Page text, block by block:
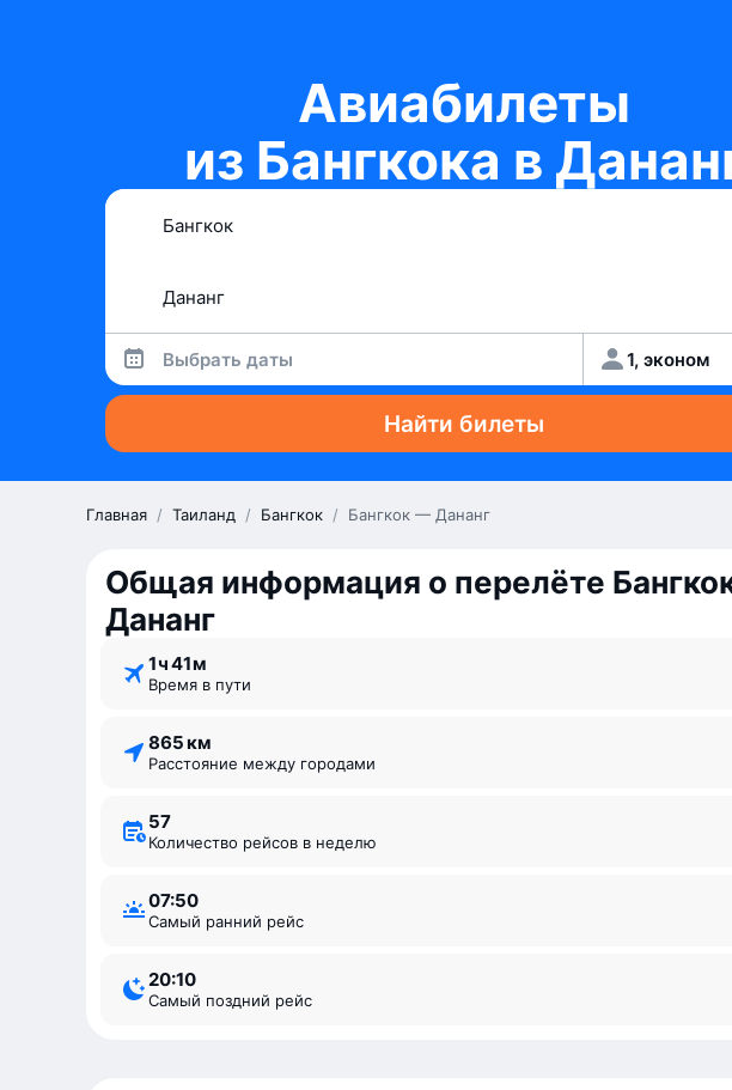
Авиабилеты
из Бангкока в
Выбрать даты 1, эконом
Найти билеты
Главная / Таиланд / Бангкок / Бангкок — Дананг
Общая информация о перелёте
Дананг
1 ⁠ч 41 ⁠м
Время в пути
865 км
Расстояние между городами
57
Количество рейсов в неделю
07:50
Самый ранний рейс
20:10
Самый поздний рейс